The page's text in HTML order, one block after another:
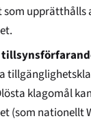
upprätthålls
klagomål
(som nationellt